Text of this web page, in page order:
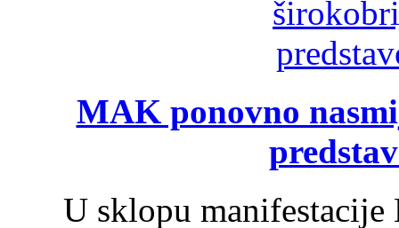
MAK ponovno
U sklopu